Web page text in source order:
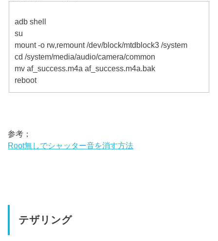
adb shell
su
mount -o rw,remount /dev/block/mtdblock3 /system
cd /system/media/audio/camera/common
mv af_success.m4a af_success.m4a.bak
reboot
参考；
Root無しでシャッター音を消す方法
テザリング